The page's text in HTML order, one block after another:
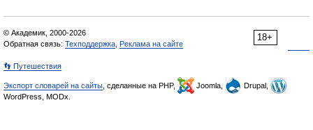
18+
© Академик, 2000-2026
Обратная связь: Техподдержка Реклама на сайте
👣 Путешествия
Экспорт словарей на сайты , сделанные на PHP, Joomla,
Drupal,
WordPress, MODx.